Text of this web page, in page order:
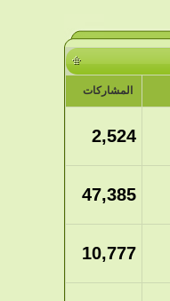
المشاركات
2,524
47,385
10,777